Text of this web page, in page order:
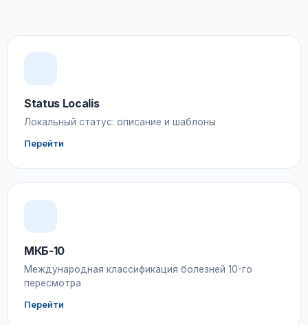
Status Localis
Локальный статус: описание и шаблоны
Перейти
МКБ-10
Международная классификация болезней 10-го
пересмотра
Перейти